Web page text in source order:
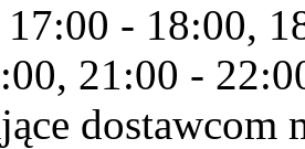
17:00 - 18:00,
21:00 -
dostawcom